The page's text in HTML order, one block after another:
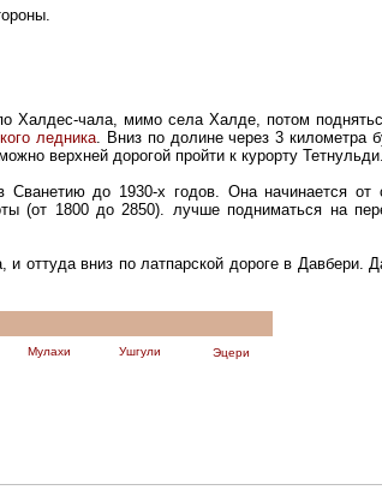
Халдес-чала, мимо села Халде, потом
ледника . Вниз по долине через 3 километра
верхней дорогой пройти к курорту Тетнульди.
Сванетию до 1930-х годов. Она начинается от
(от 1800 до 2850). лучше подниматься на
оттуда вниз по латпарской дороге в Давбери.
Мулахи Ушгули Эцери